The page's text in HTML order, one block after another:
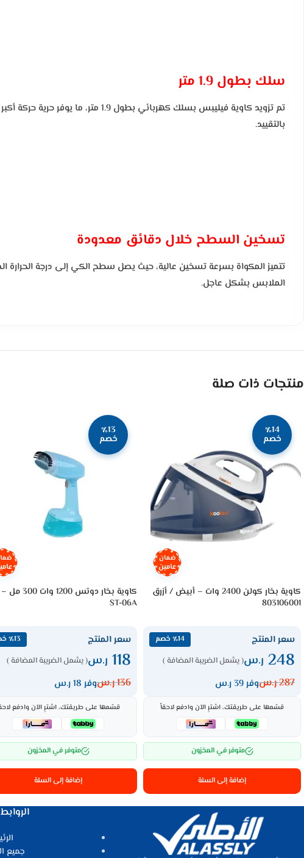
سلك بطول 1.9 متر
تم تزويد كاوية فيليبس بسلك
بالتقييد.
تسخين السطح خلال دقائق معدودة
تتميز المكواة بسرعة تسخين عالية، حيث يصل سطح الكي إلى درجة الحرارة
الملابس بشكل عاجل.
منتجات ذات صلة
٪14
خصم
ضمان
عامين
كاوية بخار كولن 2400 وات – أبيض / أزرق
803106001
سعر المنتج ٪14 خصم
248 ر.س( يشمل الضريبة المضافة )
287ر.سوفر 39 ر.س
قسّمها على طريقتك، اشترِ الآن وادفع لاحقاً
متوفر في المخزون
إضافة إلى السلة
٪13
خصم
كاوية بخار دوتس
ST-06A
سعر المنتج ٪13 خصم
118 ر.س( يشمل الضريبة المضافة )
136ر.سوفر 18 ر.س
قسّمها على طريقتك، اشترِ الآن وادفع
متوفر في المخزون
إضافة إلى السلة
جميع